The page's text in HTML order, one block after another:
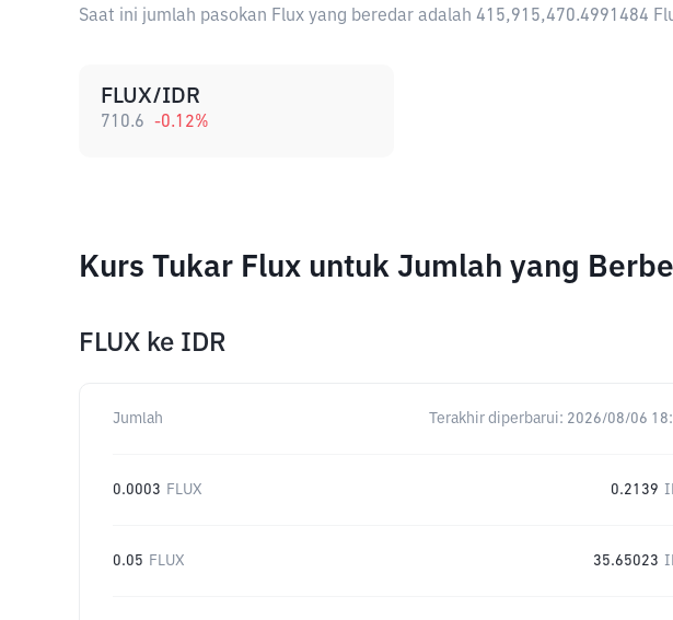
Saat ini jumlah pasokan Flux yang beredar adalah 415,915,470.4991484
FLUX/IDR
710.6 -0.12%
Kurs Tukar Flux untuk Jumlah yang
FLUX ke IDR
Jumlah Terakhir diperbarui: 2026/08/06
0.0003 FLUX 0.2139
0.05 FLUX 35.65023